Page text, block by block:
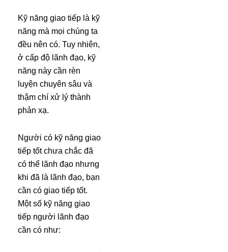
Kỹ năng giao tiếp là kỹ
năng mà mọi chúng ta
đều nên có. Tuy nhiên,
ở cấp độ lãnh đạo, kỹ
năng này cần rèn
luyện chuyên sâu và
thậm chí xử lý thành
phản xạ.
Người có kỹ năng giao
tiếp tốt chưa chắc đã
có thể lãnh đạo nhưng
khi đã là lãnh đạo, bạn
cần có giao tiếp tốt.
Một số kỹ năng giao
tiếp người lãnh đạo
cần có như: